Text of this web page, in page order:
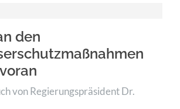
den
von Regierungspräsident Dr.
sit amet, consectetuer adipiscing
commodo ligula eget dolor.
MEHR INFOS